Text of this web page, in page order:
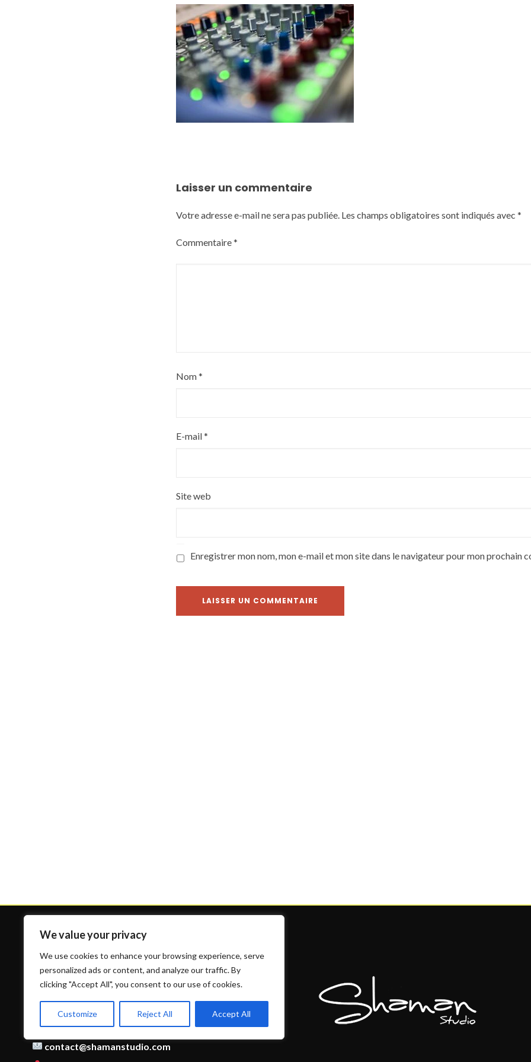
We value your privacy
We use cookies to enhance your browsing experience, serve
personalized ads or content, and analyze our traffic. By
clicking "Accept All", you consent to our use of cookies.
Customize Reject All Accept All
Laisser un commentaire
Votre adresse e-mail ne sera pas publiée. Les champs obligatoires sont indiqués avec *
Commentaire*
Nom*
E-mail*
Site web
Enregistrer mon nom, mon e-mail et mon site dans le navigateur pour mon prochain
09 53 90 58 03
contact@shamanstudio.com